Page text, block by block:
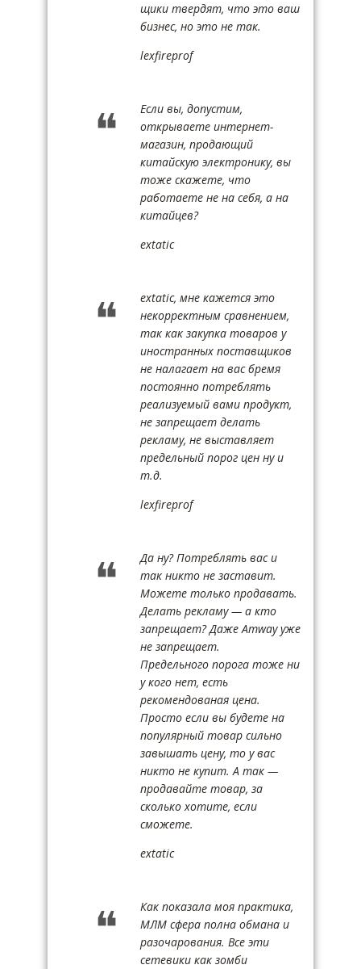
щики твердят, что это ваш
бизнес, но это не так.
lexfireprof
Если вы, допустим,
открываете интернет-
магазин, продающий
китайскую электронику, вы
тоже скажете, что
работаете не на себя, а на
китайцев?
extatic
extatic, мне кажется это
некорректным сравнением,
так как закупка товаров у
иностранных поставщиков
не налагает на вас бремя
постоянно потреблять
реализуемый вами продукт,
не запрещает делать
рекламу, не выставляет
предельный порог цен ну и
т.д.
lexfireprof
Да ну? Потреблять вас и
так никто не заставит.
Можете только продавать.
Делать рекламу — а кто
запрещает? Даже Amway уже
не запрещает.
Предельного порога тоже ни
у кого нет, есть
рекомендованая цена.
Просто если вы будете на
популярный товар сильно
завышать цену, то у вас
никто не купит. А так —
продавайте товар, за
сколько хотите, если
сможете.
extatic
Как показала моя практика,
МЛМ сфера полна обмана и
разочарования. Все эти
сетевики как зомби